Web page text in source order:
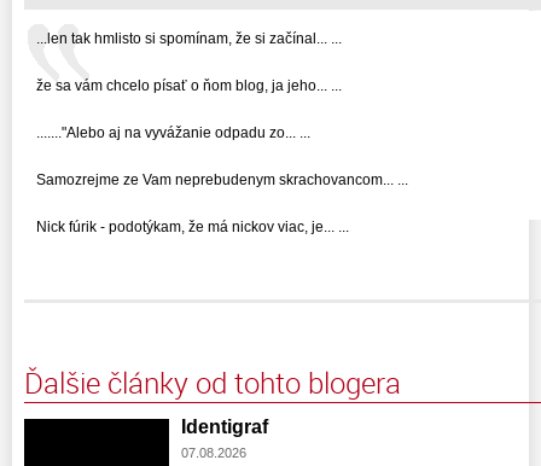
...len tak hmlisto si spomínam, že si začínal... ...
že sa vám chcelo písať o ňom blog, ja jeho... ...
......."Alebo aj na vyvážanie odpadu zo... ...
Samozrejme ze Vam neprebudenym skrachovancom... ...
Nick fúrik - podotýkam, že má nickov viac, je... ...
Ďalšie články od tohto blogera
Identigraf
07.08.2026